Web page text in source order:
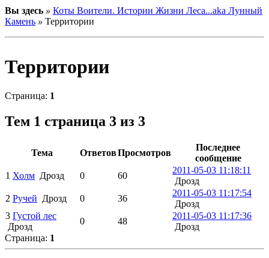
теме*
.
Нам нужны активные участники,
здесь*
Последним зарегистрировался -
Цветочек!
Итак, дорогие мои, приветствую вас
Хантер "Коты - Воители"! Проект
поэтому свободны практически все
персонажей, вы можете так же взять
неканона (т.е. перса, придуманного
вами лично). А еще у нас стартовала
первая акция"Мы защитим тебя,
Вы здесь » Коты Воители. Истории Жизни Леса...aka Лунный
Камень » Территории
Территории
Страница: 1
Тем 1 страница 3 из 3
Тема ОтветовПросмотров
Последнее
сообщение
1 Холм Дрозд 0 60
2011-05-03 11:18:11
Дрозд
2 Ручей Дрозд 0 36
2011-05-03 11:17:54
Дрозд
3 Густой лес
Дрозд
0 48
2011-05-03 11:17:36
Дрозд
Страница: 1